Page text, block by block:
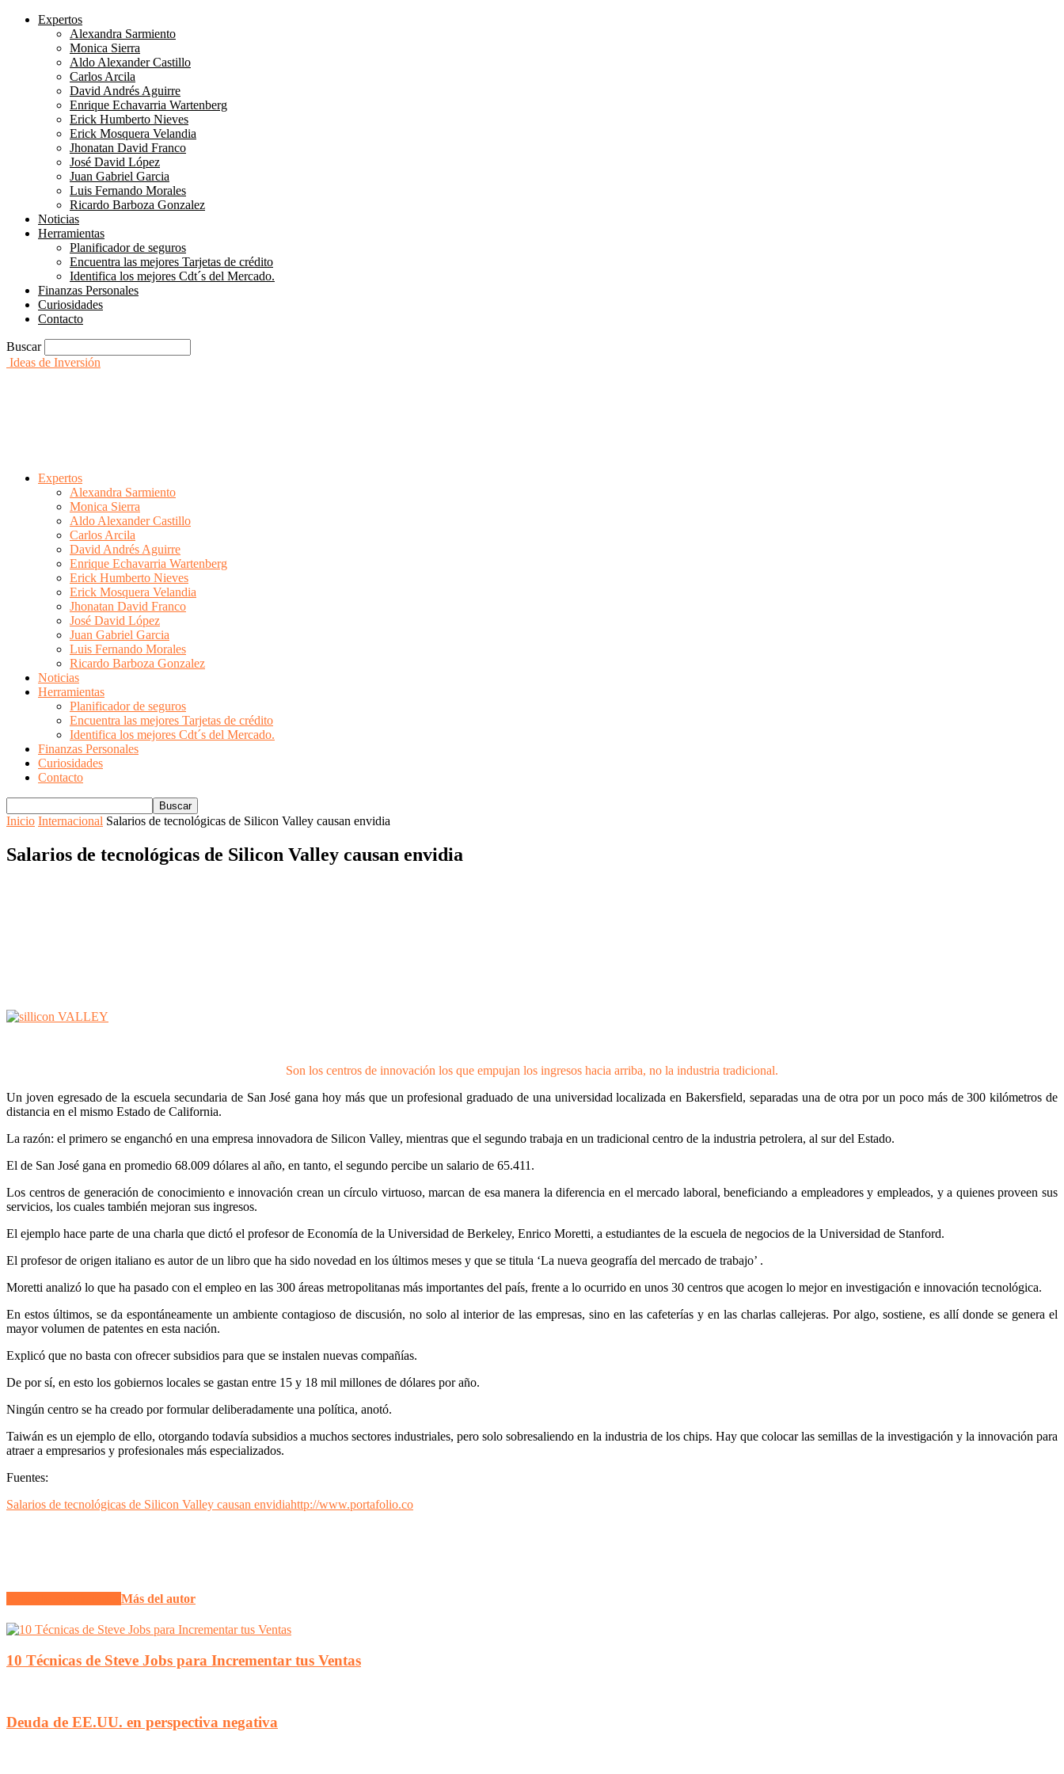
Expertos
Alexandra Sarmiento
Monica Sierra
Aldo Alexander Castillo
Carlos Arcila
David Andrés Aguirre
Enrique Echavarria Wartenberg
Erick Humberto Nieves
Erick Mosquera Velandia
Jhonatan David Franco
José David López
Juan Gabriel Garcia
Luis Fernando Morales
Ricardo Barboza Gonzalez
Noticias
Herramientas
Planificador de seguros
Encuentra las mejores Tarjetas de crédito
Identifica los mejores Cdt´s del Mercado.
Finanzas Personales
Curiosidades
Contacto
Buscar
Ideas de Inversión
Expertos
Alexandra Sarmiento
Monica Sierra
Aldo Alexander Castillo
Carlos Arcila
David Andrés Aguirre
Enrique Echavarria Wartenberg
Erick Humberto Nieves
Erick Mosquera Velandia
Jhonatan David Franco
José David López
Juan Gabriel Garcia
Luis Fernando Morales
Ricardo Barboza Gonzalez
Noticias
Herramientas
Planificador de seguros
Encuentra las mejores Tarjetas de crédito
Identifica los mejores Cdt´s del Mercado.
Finanzas Personales
Curiosidades
Contacto
Inicio Internacional Salarios de tecnológicas de Silicon Valley causan envidia
Salarios de tecnológicas de Silicon Valley causan envidia
Son los centros de innovación los que empujan los ingresos hacia arriba, no la industria tradicional.
Un joven egresado de la escuela secundaria de San José gana hoy más que un profesional graduado de una universidad localizada en Bakersfield, separadas una de otra por un poco más de 300 kilómetros de
distancia en el mismo Estado de California.
La razón: el primero se enganchó en una empresa innovadora de Silicon Valley, mientras que el segundo trabaja en un tradicional centro de la industria petrolera, al sur del Estado.
El de San José gana en promedio 68.009 dólares al año, en tanto, el segundo percibe un salario de 65.411.
Los centros de generación de conocimiento e innovación crean un círculo virtuoso, marcan de esa manera la diferencia en el mercado laboral, beneficiando a empleadores y empleados, y a quienes proveen sus
servicios, los cuales también mejoran sus ingresos.
El ejemplo hace parte de una charla que dictó el profesor de Economía de la Universidad de Berkeley, Enrico Moretti, a estudiantes de la escuela de negocios de la Universidad de Stanford.
El profesor de origen italiano es autor de un libro que ha sido novedad en los últimos meses y que se titula ‘La nueva geografía del mercado de trabajo’ .
Moretti analizó lo que ha pasado con el empleo en las 300 áreas metropolitanas más importantes del país, frente a lo ocurrido en unos 30 centros que acogen lo mejor en investigación e innovación tecnológica.
En estos últimos, se da espontáneamente un ambiente contagioso de discusión, no solo al interior de las empresas, sino en las cafeterías y en las charlas callejeras. Por algo, sostiene, es allí donde se genera el
mayor volumen de patentes en esta nación.
Explicó que no basta con ofrecer subsidios para que se instalen nuevas compañías.
De por sí, en esto los gobiernos locales se gastan entre 15 y 18 mil millones de dólares por año.
Ningún centro se ha creado por formular deliberadamente una política, anotó.
Taiwán es un ejemplo de ello, otorgando todavía subsidios a muchos sectores industriales, pero solo sobresaliendo en la industria de los chips. Hay que colocar las semillas de la investigación y la innovación para
atraer a empresarios y profesionales más especializados.
Fuentes:
Salarios de tecnológicas de Silicon Valley causan envidiahttp://www.portafolio.co
Más del autor
10 Técnicas de Steve Jobs para Incrementar tus Ventas
Deuda de EE.UU. en perspectiva negativa